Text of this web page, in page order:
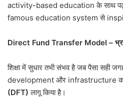
activity-based education के साथ
famous education system से
Direct Fund Transfer Model –
शिक्षा में सुधार तभी संभव है जब पैसा सही
development और infrastructure
(DFT) लागू किया है।